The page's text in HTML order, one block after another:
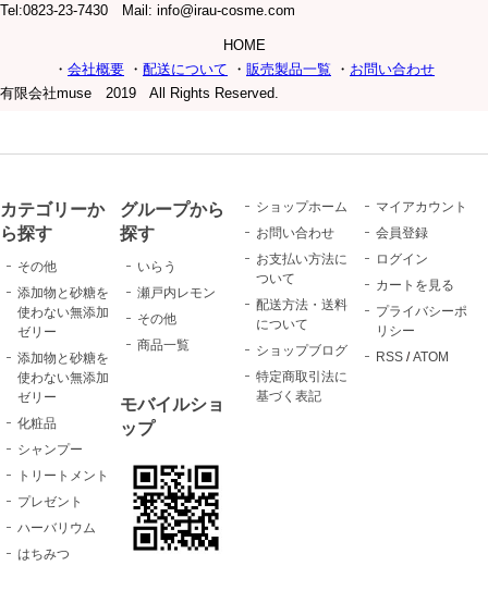
Tel:0823-23-7430 Mail: info@irau-cosme.com
HOME
・ 会社概要 ・ 配送について ・ 販売製品一覧 ・ お問い合わせ
有限会社muse 2019 All Rights Reserved.
カテゴリーか
ら探す
その他
添加物と砂糖を
使わない無添加
ゼリー
添加物と砂糖を
使わない無添加
ゼリー
化粧品
シャンプー
トリートメント
プレゼント
ハーバリウム
はちみつ
グループから
探す
いらう
瀬戸内レモン
その他
商品一覧
ショップホーム
お問い合わせ
お支払い方法に
ついて
配送方法・送料
について
ショップブログ
特定商取引法に
基づく表記
マイアカウント
会員登録
ログイン
カートを見る
プライバシーポ
リシー
RSS /ATOM
モバイルショ
ップ